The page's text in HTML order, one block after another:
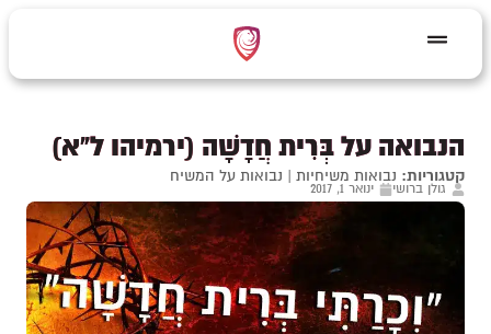
הנבואה על בְּרִית חֲדָשָׁה (ירמיהו ל"א)
קטגוריות: נבואות משיחיות | נבואות על המשיח
גולן ברושי ינואר 1, 2017